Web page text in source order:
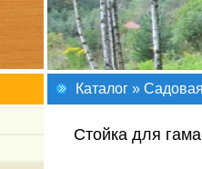
Каталог »
Стойка для